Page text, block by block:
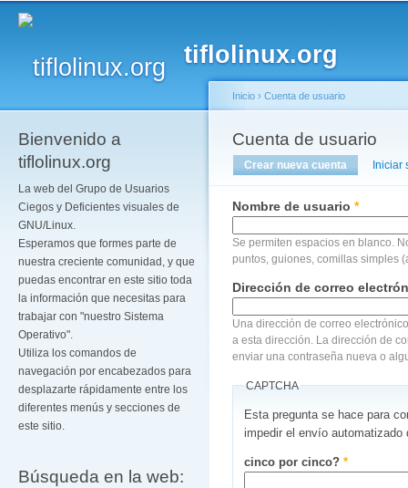
tiflolinux.org
Bienvenido a
tiflolinux.org
La web del Grupo de Usuarios
Ciegos y Deficientes visuales de
GNU/Linux.
Esperamos que formes parte de
nuestra creciente comunidad, y que
puedas encontrar en este sitio toda
la información que necesitas para
trabajar con "nuestro Sistema
Operativo".
Utiliza los comandos de
navegación por encabezados para
desplazarte rápidamente entre los
diferentes menús y secciones de
este sitio.
Búsqueda en la web:
Se encuentra usted
Inicio › Cuenta de usuario
Cuenta de usuario
Solapas principales
Crear nueva cuenta (solapaIniciar
Nombre de usuario *
Se permiten espacios en blanco.
puntos, guiones, comillas simples
Dirección de correo
Una dirección de correo
a esta dirección. La dirección de
enviar una contraseña nueva o
CAPTCHA
Esta pregunta se hace para
impedir el envío automatizado
cinco por cinco?*